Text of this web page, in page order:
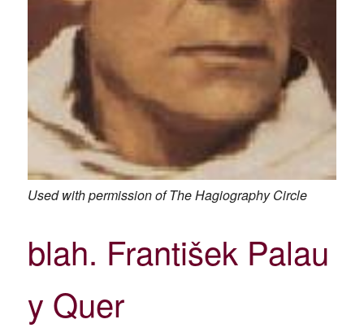
Used with permission of The Hagiography Circle
blah. František Palau
y Quer